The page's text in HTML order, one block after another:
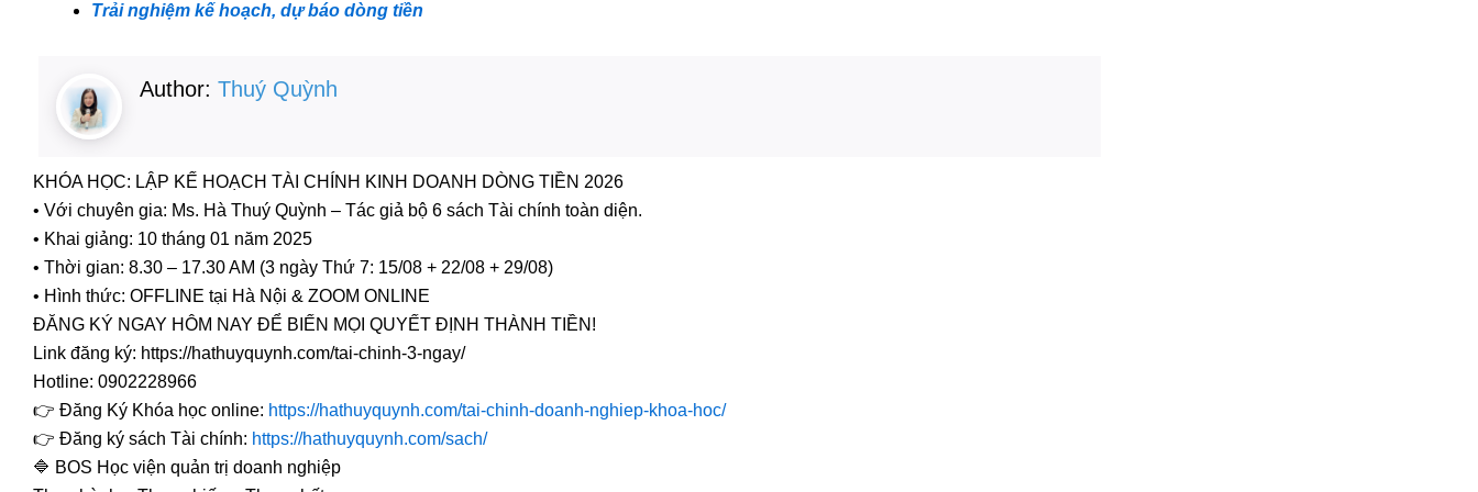
Trải nghiệm kế hoạch, dự báo dòng tiền
Author: Thuý Quỳnh
KHÓA HỌC: LẬP KẾ HOẠCH TÀI CHÍNH KINH DOANH DÒNG TIỀN 2026
• Với chuyên gia: Ms. Hà Thuý Quỳnh – Tác giả bộ 6 sách Tài chính toàn diện.
• Khai giảng: 10 tháng 01 năm 2025
• Thời gian: 8.30 – 17.30 AM (3 ngày Thứ 7: 15/08 + 22/08 + 29/08)
• Hình thức: OFFLINE tại Hà Nội & ZOOM ONLINE
ĐĂNG KÝ NGAY HÔM NAY ĐỂ BIẾN MỌI QUYẾT ĐỊNH THÀNH TIỀN!
Link đăng ký: https://hathuyquynh.com/tai-chinh-3-ngay/
Hotline: 0902228966
👉 Đăng Ký Khóa học online: https://hathuyquynh.com/tai-chinh-doanh-nghiep-khoa-hoc/
👉 Đăng ký sách Tài chính: https://hathuyquynh.com/sach/
🔷 BOS Học viện quản trị doanh nghiệp